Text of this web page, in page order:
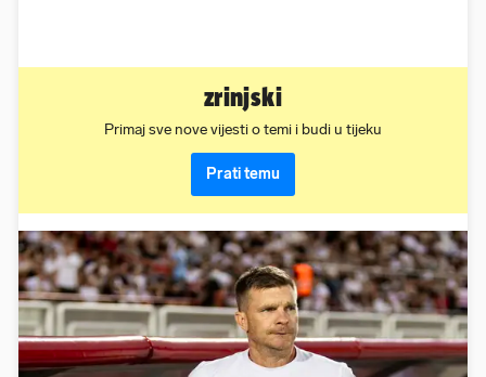
zrinjski
Primaj sve nove vijesti o temi i budi u tijeku
Prati temu